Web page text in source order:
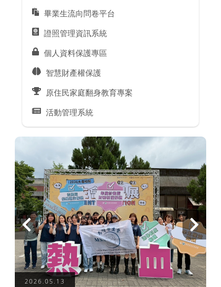
畢業生流向問卷平台
證照管理資訊系統
個人資料保護專區
智慧財產權保護
原住民家庭翻身教育專案
活動管理系統
2026.05.13
上
一
頁
下
一
頁